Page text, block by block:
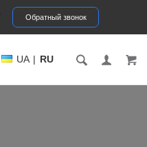
Обратный звонок
UA | RU